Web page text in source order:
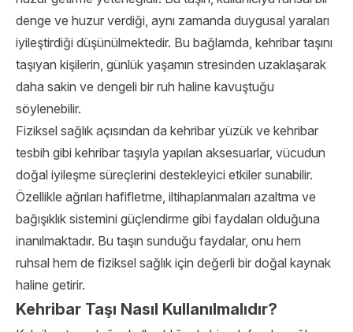
denge ve huzur verdiği, aynı zamanda duygusal yaraları
iyileştirdiği düşünülmektedir. Bu bağlamda, kehribar taşını
taşıyan kişilerin, günlük yaşamın stresinden uzaklaşarak
daha sakin ve dengeli bir ruh haline kavuştuğu
söylenebilir.
Fiziksel sağlık açısından da kehribar yüzük ve kehribar
tesbih gibi kehribar taşıyla yapılan aksesuarlar, vücudun
doğal iyileşme süreçlerini destekleyici etkiler sunabilir.
Özellikle ağrıları hafifletme, iltihaplanmaları azaltma ve
bağışıklık sistemini güçlendirme gibi faydaları olduğuna
inanılmaktadır. Bu taşın sunduğu faydalar, onu hem
ruhsal hem de fiziksel sağlık için değerli bir doğal kaynak
haline getirir.
Kehribar Taşı Nasıl Kullanılmalıdır?